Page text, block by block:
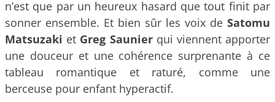
n’est que par un heureux hasard que tout finit par
sonner ensemble. Et bien sûr les voix de Satomu
Matsuzaki et Greg Saunierqui viennent apporter
une douceur et une cohérence surprenante à ce
tableau romantique et raturé, comme une
berceuse pour enfant hyperactif.